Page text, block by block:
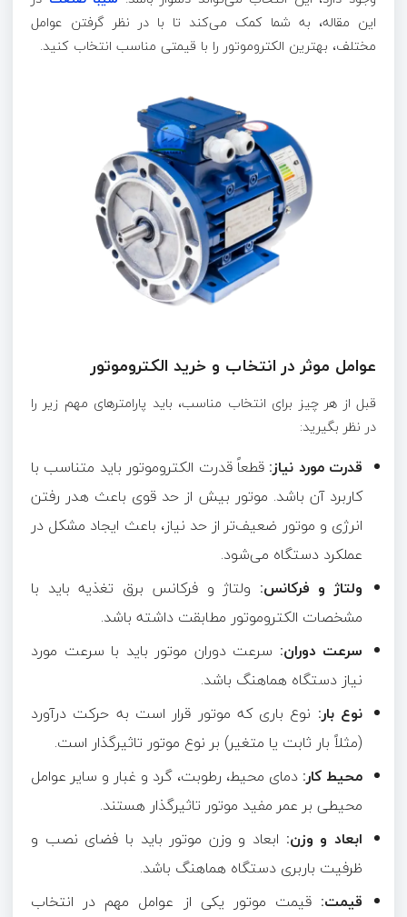
این مقاله، به شما کمک می‌کند تا با در نظر گرفتن عوامل
مختلف، بهترین الکتروموتور را با قیمتی مناسب انتخاب کنید.
عوامل موثر در انتخاب و خرید الکتروموتور
قبل از هر چیز برای انتخاب مناسب، باید پارامترهای مهم زیر را
در نظر بگیرید:
قدرت مورد نیاز: قطعاً قدرت الکتروموتور باید متناسب با
کاربرد آن باشد. موتور بیش از حد قوی باعث هدر رفتن
انرژی و موتور ضعیف‌تر از حد نیاز، باعث ایجاد مشکل در
عملکرد دستگاه می‌شود.
ولتاژ و فرکانس: ولتاژ و فرکانس برق تغذیه باید با
مشخصات الکتروموتور مطابقت داشته باشد.
سرعت دوران: سرعت دوران موتور باید با سرعت مورد
نیاز دستگاه هماهنگ باشد.
نوع بار: نوع باری که موتور قرار است به حرکت درآورد
(مثلاً بار ثابت یا متغیر) بر نوع موتور تاثیرگذار است.
محیط کار: دمای محیط، رطوبت، گرد و غبار و سایر عوامل
محیطی بر عمر مفید موتور تاثیرگذار هستند.
ابعاد و وزن: ابعاد و وزن موتور باید با فضای نصب و
ظرفیت باربری دستگاه هماهنگ باشد.
قیمت: قیمت موتور یکی از عوامل مهم در انتخاب